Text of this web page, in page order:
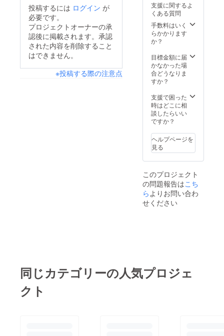
新堀学園湘南祭実行委
員会
投稿するには ログイン が
必要です。
プロジェクトオーナーの承
認後に掲載されます。承認
された内容を削除すること
はできません。
※投稿する際の注意点
バッチ
◎新堀
ギター
オーケ
プ公演
ペア招
待券 ◎
オーケ
ストラ
公演ペ
ア招待
擬店舗
にて利
用いた
だけま
す。 ※
枚につ
きかき
氷200円
分1つと
換。
トッピ
ングは
別途料
要で
す。 ◎
実行委
員長缶
◎新堀
ギター
オーケ
ストラB
グルー
公演ペ
ア招待
支援に関するよ
くある質問
手数料はいく
らかかります
か？
目標金額に届
かなかった場
合どうなりま
すか？
支援で困った
時はどこに相
談したらいい
ですか？
ヘルプページを
見る
このプロジェクト
の問題報告はこち
らよりお問い合わ
せください
同じカテゴリーの人気プロジェ
クト